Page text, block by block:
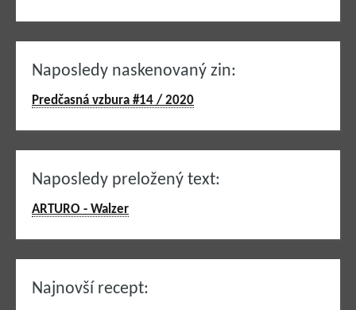
Naposledy naskenovaný zin:
Predčasná vzbura #14 / 2020
Naposledy preložený text:
ARTURO - Walzer
Najnovší recept: